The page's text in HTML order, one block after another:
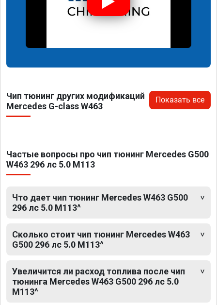
Чип тюнинг других модификаций
Mercedes G-class W463
Показать все
Частые вопросы про чип тюнинг Mercedes G500
W463 296 лс 5.0 M113
Что дает чип тюнинг Mercedes W463 G500
296 лс 5.0 M113^
Сколько стоит чип тюнинг Mercedes W463
G500 296 лс 5.0 M113^
Увеличится ли расход топлива после чип
тюнинга Mercedes W463 G500 296 лс 5.0
M113^